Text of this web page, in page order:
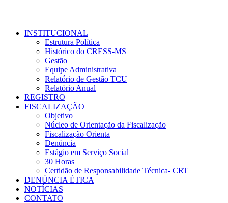
INSTITUCIONAL
Estrutura Política
Histórico do CRESS-MS
Gestão
Equipe Administrativa
Relatório de Gestão TCU
Relatório Anual
REGISTRO
FISCALIZAÇÃO
Objetivo
Núcleo de Orientação da Fiscalização
Fiscalização Orienta
Denúncia
Estágio em Serviço Social
30 Horas
Certidão de Responsabilidade Técnica- CRT
DENÚNCIA ÉTICA
NOTÍCIAS
CONTATO